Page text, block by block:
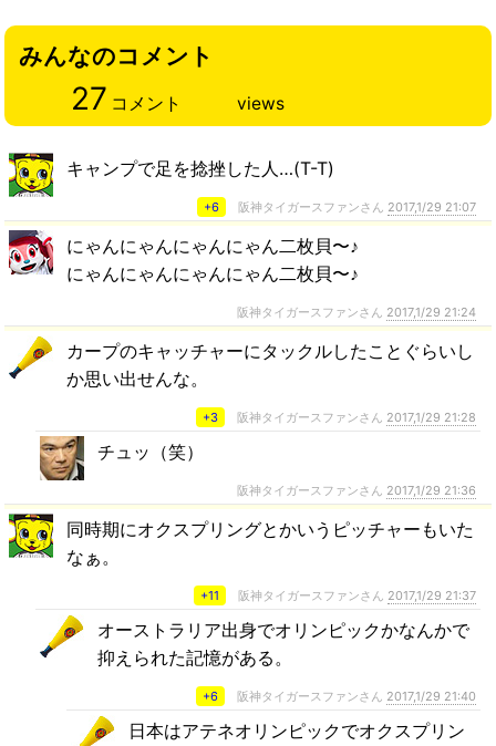
みんなのコメント
27 コメント views
キャンプで足を捻挫した人…(T-T)
+6 阪神タイガースファンさん 2017,1/29 21:07
にゃんにゃんにゃんにゃん二枚貝〜♪
にゃんにゃんにゃんにゃん二枚貝〜♪
阪神タイガースファンさん 2017,1/29 21:24
カープのキャッチャーにタックルしたことぐらいし
か思い出せんな。
+3 阪神タイガースファンさん 2017,1/29 21:28
チュッ（笑）
阪神タイガースファンさん 2017,1/29 21:36
同時期にオクスプリングとかいうピッチャーもいた
なぁ。
+11 阪神タイガースファンさん 2017,1/29 21:37
オーストラリア出身でオリンピックかなんかで
抑えられた記憶がある。
+6 阪神タイガースファンさん 2017,1/29 21:40
日本はアテネオリンピックでオクスプリン